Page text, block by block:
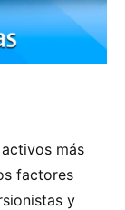
más
factores
y